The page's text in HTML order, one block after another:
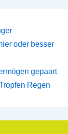
oder besser
gepaart
Regen